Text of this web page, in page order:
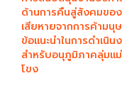
ด้านการคืนสู่สังคมขอ
เสียหายจากการค้ามนุ
ข้อแนะนำในการดำเนิน
สำหรับอนุภูมิภาคลุ่มแ
โขง ​